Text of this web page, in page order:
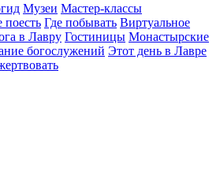
Музеи Мастер-классы
поесть Где побывать Виртуальное
в Лавру Гостиницы Монастырские
богослужений Этот день в Лавре